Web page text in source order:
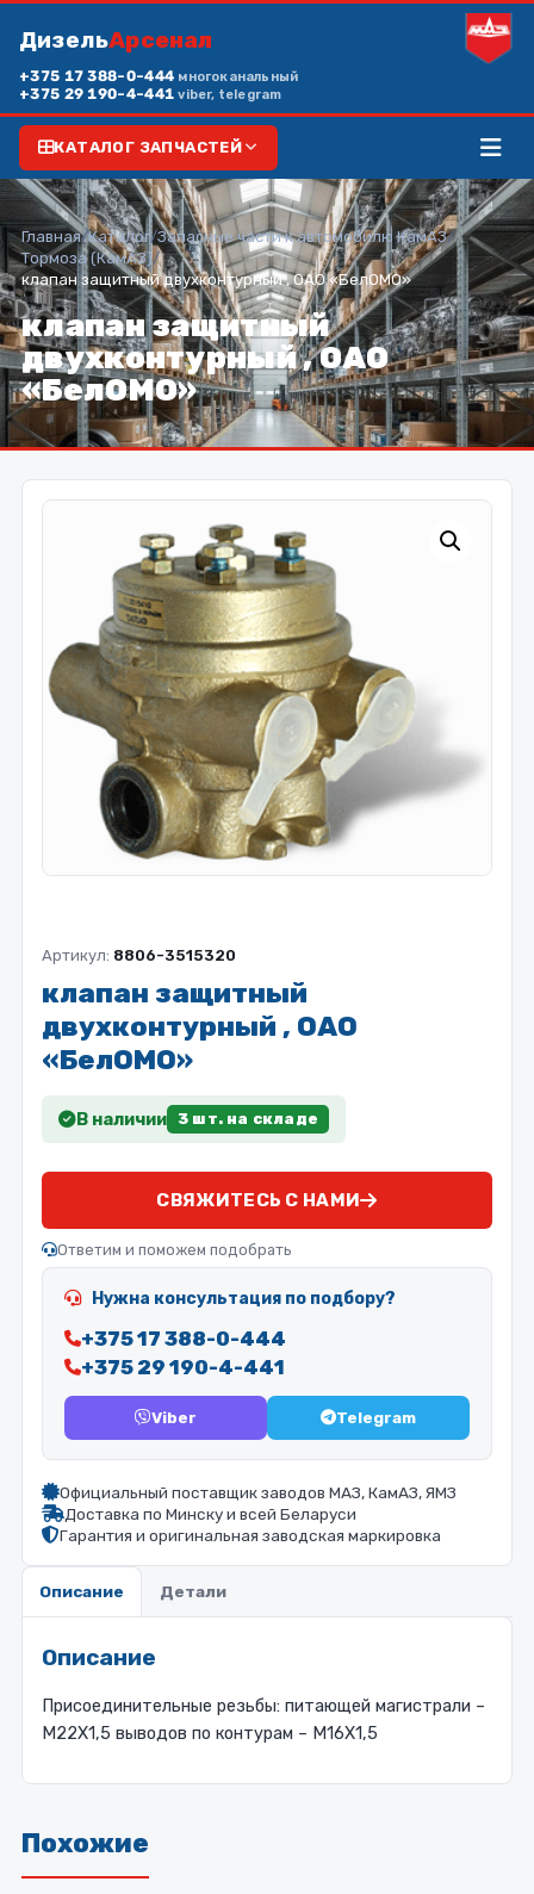
ДизельАрсенал
+375 17 388-0-444 многоканальный
+375 29 190-4-441viber, telegram
КАТАЛОГ ЗАПЧАСТЕЙ
Главная/Каталог/Запасные части к автомобилю КамАЗ/
Тормоза (КамАЗ)/
клапан защитный двухконтурный , ОАО «БелОМО»
клапан защитный
двухконтурный , ОАО
«БелОМО»
Артикул: 8806-3515320
клапан защитный
двухконтурный , ОАО
«БелОМО»
В наличии 3 шт. на складе
СВЯЖИТЕСЬ С НАМИ
Ответим и поможем подобрать
Нужна консультация по подбору?
+375 17 388-0-444
+375 29 190-4-441
Viber Telegram
Официальный поставщик заводов МАЗ, КамАЗ, ЯМЗ
Доставка по Минску и всей Беларуси
Гарантия и оригинальная заводская маркировка
Описание Детали
Описание
Присоединительные резьбы: питающей магистрали –
М22Х1,5 выводов по контурам – М16Х1,5
Похожие